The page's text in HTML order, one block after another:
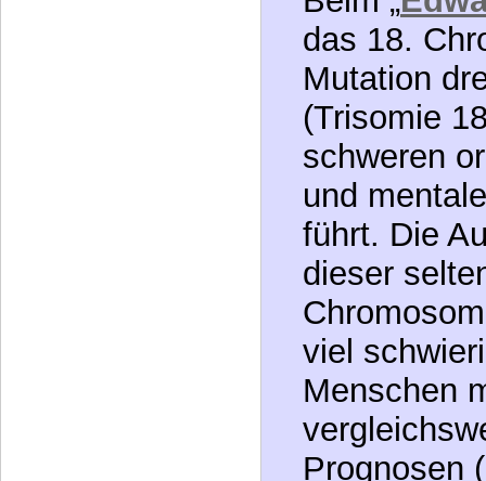
abspielen,
Barrieren in
Elian
Beim „
das 18.
Mutation
(Trisomie
schweren
und
führt. Die
dieser